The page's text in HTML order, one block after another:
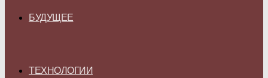
БУДУЩЕЕ
ТЕХНОЛОГИИ